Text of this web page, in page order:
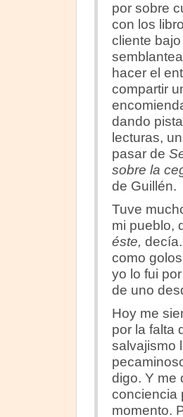
por sobre
con los
cliente
hacer el
compartir
dando
lecturas,
pasar de
sobre la
de Guillén.
Tuve
mi pueblo,
éste,
como
yo lo fui
de uno
Hoy me
por la falta
salvajismo
digo. Y me
conciencia
momento.